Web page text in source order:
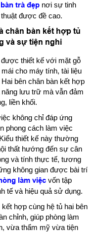
trà đẹp nơi sự tinh
được đề cao.
chân bàn kết hợp tủ
và sự tiện nghi
thiết kế với mặt gỗ
cho máy tính, tài liệu
bên chân bàn kết hợp
lưu trữ mà vẫn đảm
liền khối.
không chỉ đáp ứng
phong cách làm việc
thiết kế này thường
thất hướng đến sự cân
và tính thực tế, tương
không gian được bài trí
làm việc vốn tập
tế và hiệu quả sử dụng.
hợp cùng hệ tủ hai bên
chỉnh, giúp phòng làm
vừa thẩm mỹ vừa tiện